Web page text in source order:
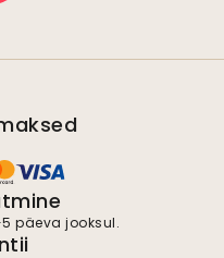
päeva jooksul.